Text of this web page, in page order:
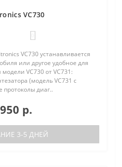
VC730
VC730 устанавливается
или другое удобное для
VC730 от VC731:
(модель VC731 с
диаг..
р.
3-5 ДНЕЙ